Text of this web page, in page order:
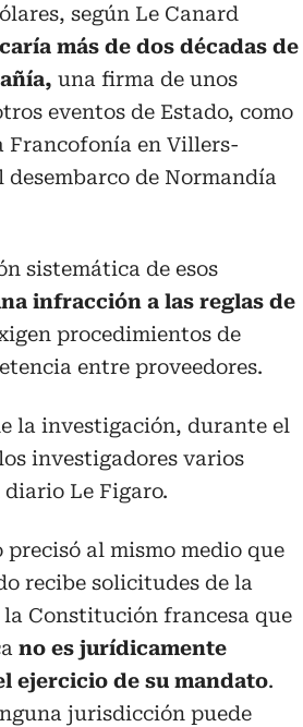
según Le Canard
más de dos décadas de
una firma de unos
eventos de Estado, como
Francofonía en Villers-
de Normandía
sistemática de esos
infracción a las reglas de
procedimientos de
entre proveedores.
la investigación, durante el
investigadores varios
Le Figaro.
al mismo medio que
recibe solicitudes de la
Constitución francesa que
no es jurídicamente
ejercicio de su mandato.
jurisdicción puede